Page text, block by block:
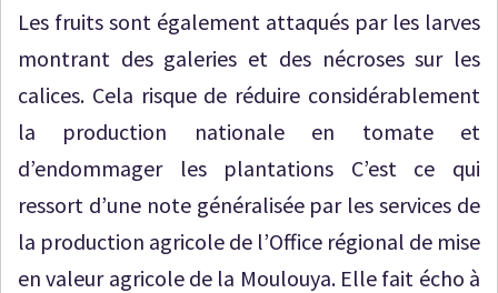
Les fruits sont également attaqués par les larves
montrant des galeries et des nécroses sur les
calices. Cela risque de réduire considérablement
la production nationale en tomate et
d’endommager les plantations C’est ce qui
ressort d’une note généralisée par les services de
la production agricole de l’Office régional de mise
en valeur agricole de la Moulouya. Elle fait écho à